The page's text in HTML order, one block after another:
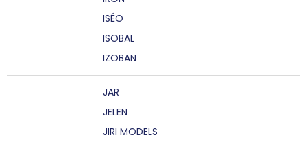
ISÉO
ISOBAL
IZOBAN
JAR
JELEN
JIRI MODELS